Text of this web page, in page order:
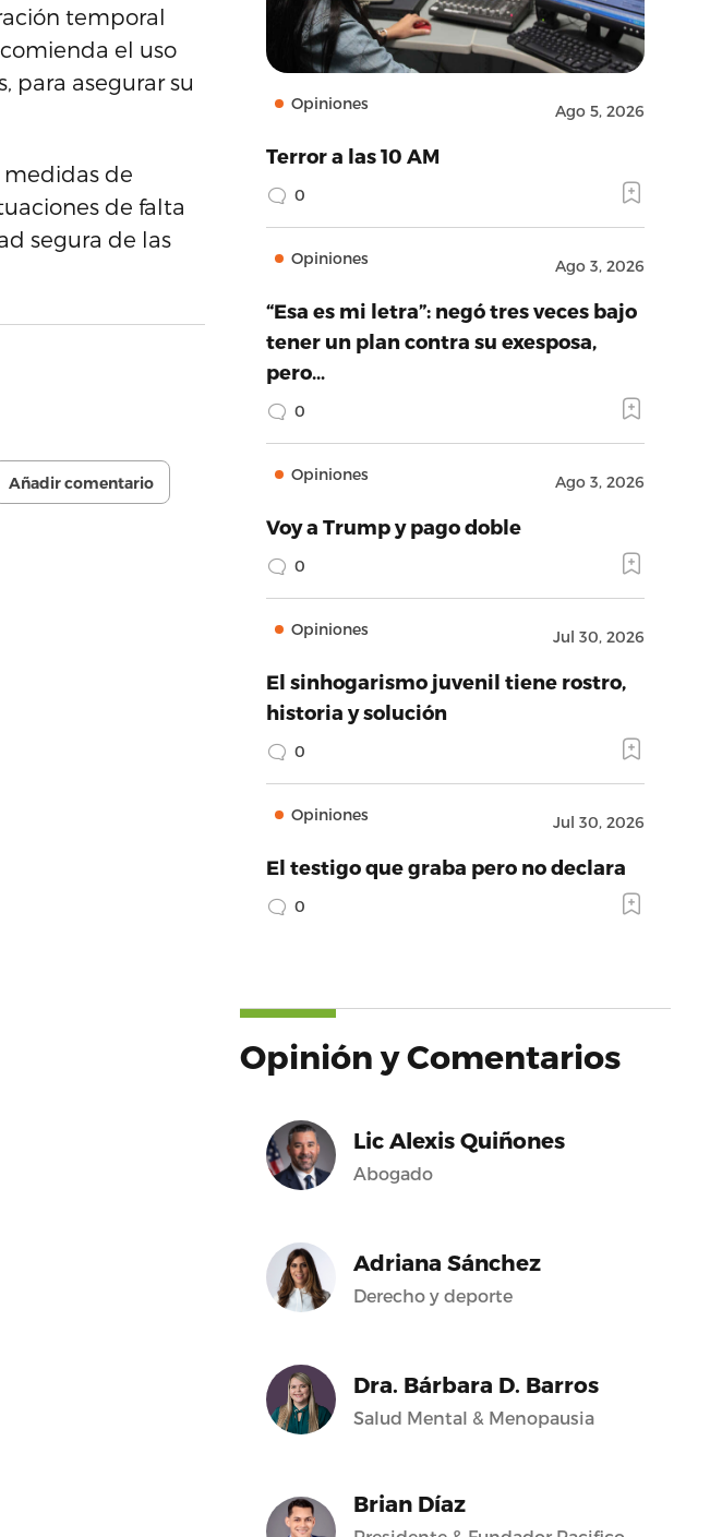
temporal
el uso
para asegurar su
medidas de
de falta
segura de las
Añadir comentario
Opiniones Ago 5, 2026
Terror a las 10 AM
0
Opiniones Ago 3, 2026
“Esa es mi letra”: negó tres veces bajo
tener un plan contra su exesposa,
pero…
0
Opiniones Ago 3, 2026
Voy a Trump y pago doble
0
Opiniones Jul 30, 2026
El sinhogarismo juvenil tiene rostro,
historia y solución
0
Opiniones Jul 30, 2026
El testigo que graba pero no declara
0
Opinión y Comentarios
Lic Alexis Quiñones
Abogado
Adriana Sánchez
Derecho y deporte
Dra. Bárbara D. Barros
Salud Mental & Menopausia
Brian Díaz